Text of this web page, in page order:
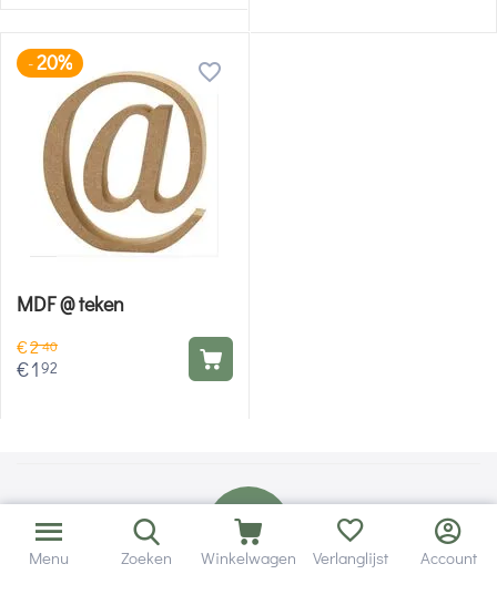
-20%
MDF @ teken
€240
€192
Menu Zoeken Winkelwagen Verlanglijst Account